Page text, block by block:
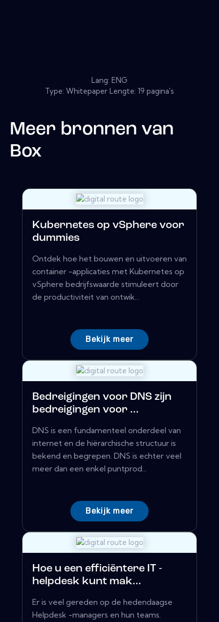
Lang: ENG
Type: Whitepaper Lengte: 19 pagina's
Meer bronnen van
Box
Kubernetes op vSphere voor
dummies
Ontdek hoe het bouwen en uitvoeren van
container -applicaties met Kubernetes op
vSphere bedrijfswaarde stimuleert door
de productiviteit van ontwik...
Bekijk meer
Bedreigingen voor DNS zijn
bedreigingen voor ...
DNS is een fundamenteel onderdeel van
internet en de hiërarchische structuur is
bekend en begrepen. DNS is echter veel
meer dan een enkel puntprod...
Bekijk meer
Hoe u een efficiëntere IT -
helpdesk kunt mak...
Er is veel gereden op de hedendaagse
Helpdesk -managers en hun teams.